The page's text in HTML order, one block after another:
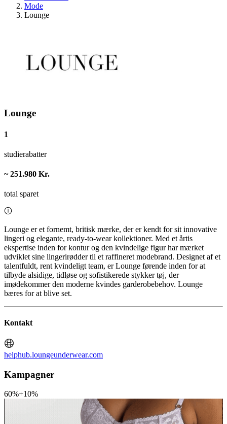
Mode
Lounge
Lounge
1
studierabatter
~ 251.980 Kr.
total sparet
Lounge er et fornemt, britisk mærke, der er kendt for sit innovative
lingeri og elegante, ready-to-wear kollektioner. Med et årtis
ekspertise inden for kontur og den kvindelige figur har mærket
udviklet sine lingerirødder til et raffineret modebrand. Designet af et
talentfuldt, rent kvindeligt team, er Lounge førende inden for at
tilbyde alsidige, tidløse og sofistikerede stykker tøj, der
imødekommer den moderne kvindes garderobebehov. Lounge
bæres for at blive set.
Kontakt
helphub.loungeunderwear.com
Kampagner
60%+10%